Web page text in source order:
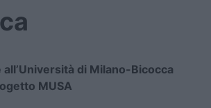
all’Università di Milano-Bicocca
MUSA